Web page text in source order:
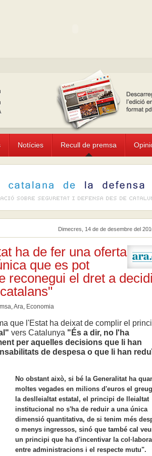
Notícies Recull de premsa
Dimecres, 14 de de desembre del
ha de fer una oferta
que es pot
reconegui el dret a
,Ara, Economia
que l'Estat ha deixat de complir el
vers Catalunya "És a dir, no l'ha
per aquelles decisions que li han
de despesa o que li han
No obstant això, si bé la Generalitat ha
moltes vegades en milions d'euros el
la deslleialtat estatal, el principi de lleialtat
institucional no s'ha de reduir a una única
dimensió quantitativa, de si tenim més
o menys ingressos, sinó que també cal
un principi que ha d'incentivar la
entre administracions i el respecte mutu".